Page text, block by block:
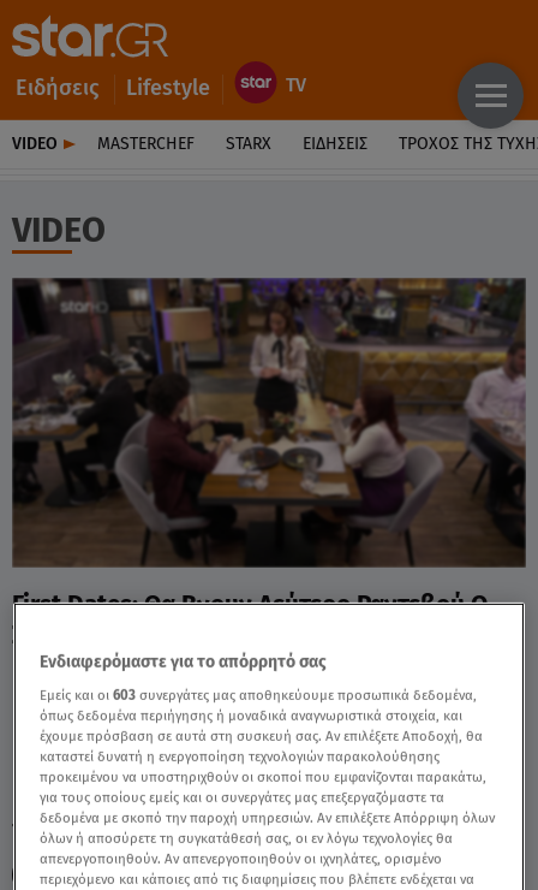
Ειδήσεις Lifestyle
VIDEO MASTERCHEF STARX ΕΙΔΉΣΕΙΣ ΤΡΟΧΌΣ ΤΗΣ
VIDEO
First Dates: Θα Βγουν Δεύτερο Ραντεβού Ο
Σπύρος Κι Η Λούσι; - Video
TAGS: FIRST DATES FIRST DATES ΛΟΥΣΙ
FIRST DATES ΣΠΥΡΟΣ
Ενδιαφερόμαστε για το απόρρητό σας
Εμείς και οι603 συνεργάτες μας αποθηκεύουμε προσωπικά δεδομένα,
όπως δεδομένα περιήγησης ή μοναδικά αναγνωριστικά στοιχεία, και
έχουμε πρόσβαση σε αυτά στη συσκευή σας. Αν επιλέξετε Αποδοχή, θα
καταστεί δυνατή η ενεργοποίηση τεχνολογιών παρακολούθησης
προκειμένου να υποστηριχθούν οι σκοποί που εμφανίζονται παρακάτω,
για τους οποίους εμείς και οι συνεργάτες μας επεξεργαζόμαστε τα
δεδομένα με σκοπό την παροχή υπηρεσιών. Αν επιλέξετε Απόρριψη όλων
όλων ή αποσύρετε τη συγκατάθεσή σας, οι εν λόγω τεχνολογίες θα
απενεργοποιηθούν. Αν απενεργοποιηθούν οι ιχνηλάτες, ορισμένο
περιεχόμενο και κάποιες από τις διαφημίσεις που βλέπετε ενδέχεται να